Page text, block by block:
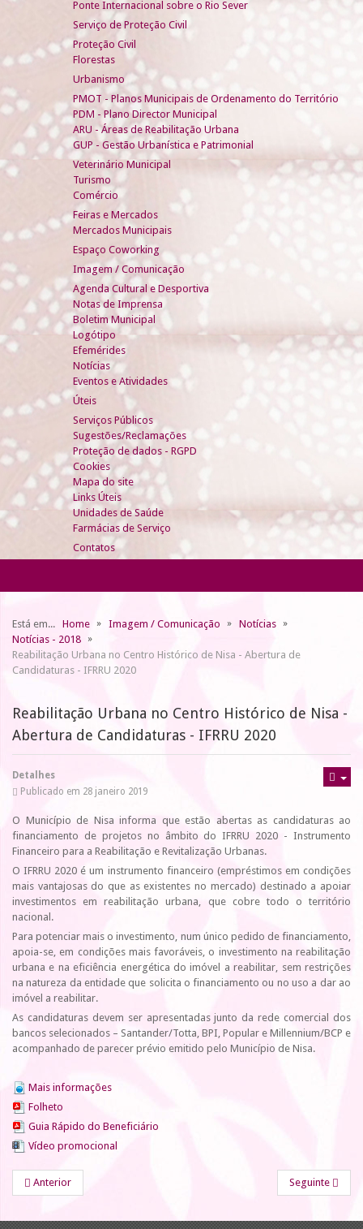
Ponte Internacional sobre o Rio Sever
Serviço de Proteção Civil
Proteção Civil
Florestas
Urbanismo
PMOT - Planos Municipais de Ordenamento do Território
PDM - Plano Director Municipal
ARU - Áreas de Reabilitação Urbana
GUP - Gestão Urbanística e Patrimonial
Veterinário Municipal
Turismo
Comércio
Feiras e Mercados
Mercados Municipais
Espaço Coworking
Imagem / Comunicação
Agenda Cultural e Desportiva
Notas de Imprensa
Boletim Municipal
Logótipo
Efemérides
Notícias
Eventos e Atividades
Úteis
Serviços Públicos
Sugestões/Reclamações
Proteção de dados - RGPD
Cookies
Mapa do site
Links Úteis
Unidades de Saúde
Farmácias de Serviço
Contatos
Está em... Home Imagem / Comunicação
Notícias
Notícias - 2018
Reabilitação Urbana no Centro Histórico de Nisa - Abertura de
Candidaturas - IFRRU 2020
Reabilitação Urbana no Centro Histórico de Nisa -
Abertura de Candidaturas - IFRRU 2020
Detalhes
Publicado em 28 janeiro 2019
O Município de Nisa informa que estão abertas as candidaturas ao
financiamento de projetos no âmbito do IFRRU 2020 - Instrumento
Financeiro para a Reabilitação e Revitalização Urbanas.
O IFRRU 2020 é um instrumento financeiro (empréstimos em condições
mais vantajosas do que as existentes no mercado) destinado a apoiar
investimentos em reabilitação urbana, que cobre todo o território
nacional.
Para potenciar mais o investimento, num único pedido de financiamento,
apoia-se, em condições mais favoráveis, o investimento na reabilitação
urbana e na eficiência energética do imóvel a reabilitar, sem restrições
na natureza da entidade que solicita o financiamento ou no uso a dar ao
imóvel a reabilitar.
As candidaturas devem ser apresentadas junto da rede comercial dos
bancos selecionados – Santander/Totta, BPI, Popular e Millennium/BCP e
acompanhado de parecer prévio emitido pelo Município de Nisa.
Mais informações
Folheto
Guia Rápido do Beneficiário
Vídeo promocional
Anterior Seguinte